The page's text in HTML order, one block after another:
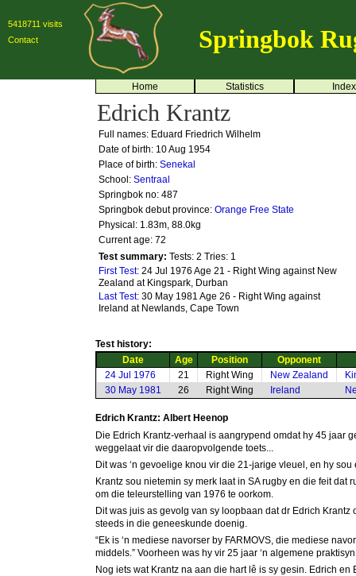
5418711 visits
Contact
Springbok
Home Statistics Index
Edrich Krantz
Full names: Eduard Friedrich Wilhelm
Date of birth: 10 Aug 1954
Place of birth: Senekal
School: Sentraal
Springbok no: 487
Springbok debut province: Orange Free State
Physical: 1.83m, 88.0kg
Current age: 72
Test summary: Tests: 2 Tries: 1
First Test: 24 Jul 1976 Age 21 - Right Wing against New
Zealand at Kingspark, Durban
Last Test: 30 May 1981 Age 26 - Right Wing against
Ireland at Newlands, Cape Town
Test history:
Date
Age Position
Opponent
24 Jul 1976
21 Right Wing New Zealand
30 May 1981
26 Right Wing Ireland
Edrich Krantz: Albert Heenop
Die Edrich Krantz-verhaal is aangrypend omdat hy 45 jaar
weggelaat vir die daaropvolgende toets...
Dit was ‘n gevoelige knou vir die 21-jarige vleuel, en hy
Krantz sou nietemin sy merk laat in SA rugby en die feit
om die teleurstelling van 1976 te oorkom.
Dit was juis as gevolg van sy loopbaan dat dr Edrich
steeds in die geneeskunde doenig.
“Ek is ‘n mediese navorser by FARMOVS, die mediese
middels.” Voorheen was hy vir 25 jaar ‘n algemene
Nog iets wat Krantz na aan die hart lê is sy gesin. Edrich